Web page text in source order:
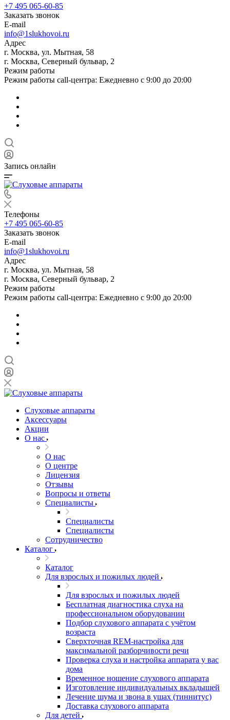
+7 495 065-60-85
Заказать звонок
E-mail
info@1slukhovoi.ru
Адрес
г. Москва, ул. Мытная, 58
г. Москва, Северный бульвар, 2
Режим работы
Режим работы call-центра: Ежедневно с 9:00 до 20:00
Запись онлайн
Телефоны
+7 495 065-60-85
Заказать звонок
E-mail
info@1slukhovoi.ru
Адрес
г. Москва, ул. Мытная, 58
г. Москва, Северный бульвар, 2
Режим работы
Режим работы call-центра: Ежедневно с 9:00 до 20:00
Слуховые аппараты
Аксессуары
Акции
О нас
О нас
О центре
Лицензия
Отзывы
Вопросы и ответы
Специалисты
Специалисты
Специалисты
Сотрудничество
Каталог
Каталог
Для взрослых и пожилых людей
Для взрослых и пожилых людей
Бесплатная диагностика слуха на
профессиональном оборудовании
Подбор слухового аппарата с учётом
возраста
Сверхточная REM-настройка для
максимальной разборчивости речи
Проверка слуха и настройка аппарата у вас
дома
Временное ношение слухового аппарата
Изготовление индивидуальных вкладышей
Лечение шума и звона в ушах (тиннитус)
Доставка слухового аппарата
Для детей